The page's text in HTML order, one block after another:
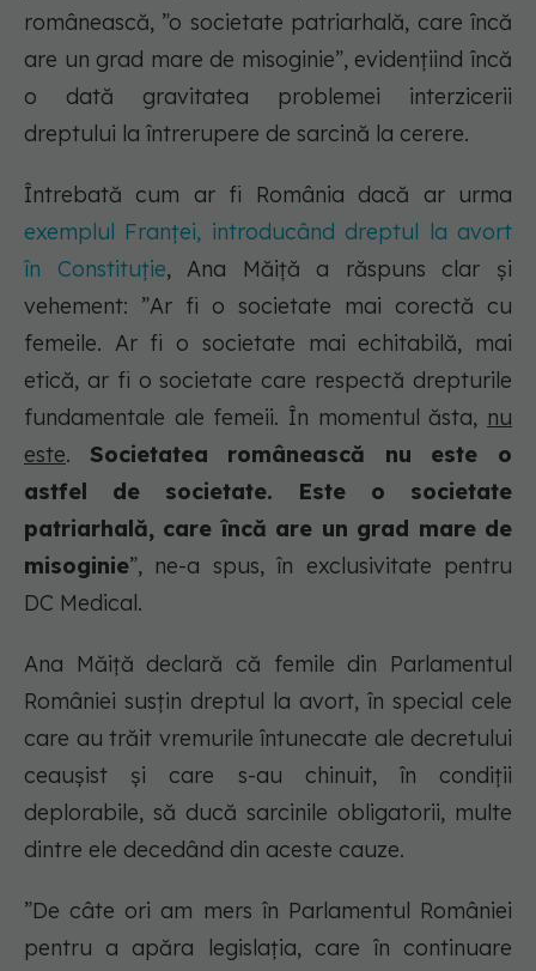
românească, ”o societate patriarhală, care încă
are un grad mare de misoginie”, evidențiind încă
o dată gravitatea problemei interzicerii
dreptului la întrerupere de sarcină la cerere.
Întrebată cum ar fi România dacă ar urma
exemplul Franței, introducând dreptul la avort
în Constituție, Ana Măiță a răspuns clar și
vehement: ”Ar fi o societate mai corectă cu
femeile. Ar fi o societate mai echitabilă, mai
etică, ar fi o societate care respectă drepturile
fundamentale ale femeii. În momentul ăsta, nu
este. Societatea românească nu este o
astfel de societate. Este o societate
patriarhală, care încă are un grad mare de
misoginie”, ne-a spus, în exclusivitate pentru
DC Medical.
Ana Măiță declară că femile din Parlamentul
României susțin dreptul la avort, în special cele
care au trăit vremurile întunecate ale decretului
ceaușist și care s-au chinuit, în condiții
deplorabile, să ducă sarcinile obligatorii, multe
dintre ele decedând din aceste cauze.
”De câte ori am mers în Parlamentul României
pentru a apăra legislația, care în continuare